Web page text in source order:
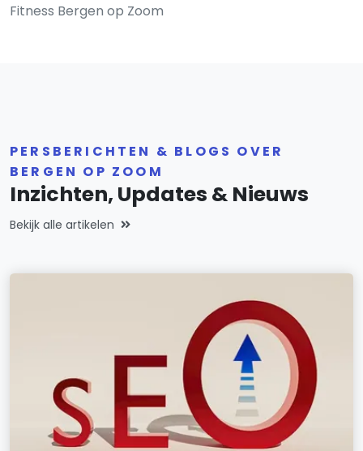
Fitness Bergen op Zoom
PERSBERICHTEN & BLOGS OVER
BERGEN OP ZOOM
Inzichten, Updates & Nieuws
Bekijk alle artikelen